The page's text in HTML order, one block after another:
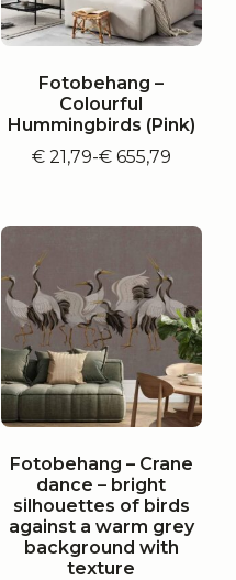
Fotobehang –
Colourful
Hummingbirds (Pink)
€21,79-€655,79
Prijsklasse:
€ 655,79
Fotobehang – Crane
dance – bright
silhouettes of birds
against a warm grey
background with
texture